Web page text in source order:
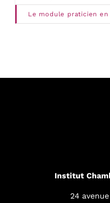
Le module praticien en
Institut
24